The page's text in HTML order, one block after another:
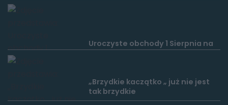
Uroczyste obchody 1 Sierpnia na
Filtrowej i pod Zieleniakiem.
„Brzydkie kaczątko „ już nie jest
tak brzydkie